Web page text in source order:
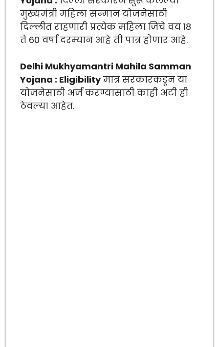
मुख्यमंत्री महिला सन्मान योजनेसाठी
दिल्लीत राहणारी प्रत्येक महिला जिचे वय 18
ते 60 वर्षा दरम्यान आहे ती पात्र होणार आहे.
Delhi Mukhyamantri Mahila Samman
Yojana : Eligibilityमात्र सरकारकडून या
योजनेसाठी अर्ज करण्यासाठी काही अटी ही
ठेवल्या आहेत.